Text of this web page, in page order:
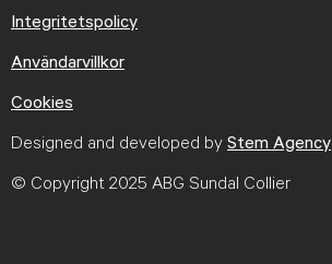
Integritetspolicy
Användarvillkor
Cookies
Designed and developed by Stem Agency
© Copyright 2025 ABG Sundal Collier